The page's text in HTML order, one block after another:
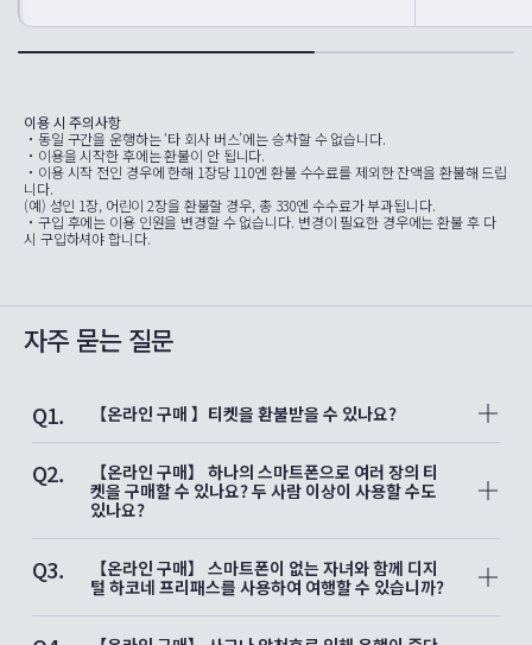
이용 시 주의사항
・동일 구간을 운행하는 ‘타 회사 버스’에는 승차할 수 없습니다.
・이용을 시작한 후에는 환불이 안 됩니다.
・이용 시작 전인 경우에 한해 1장당 110엔 환불 수수료를 제외한 잔액을 환불해 드립
니다.
(예) 성인 1장, 어린이 2장을 환불할 경우, 총 330엔 수수료가 부과됩니다.
・구입 후에는 이용 인원을 변경할 수 없습니다. 변경이 필요한 경우에는 환불 후 다
시 구입하셔야 합니다.
자주 묻는 질문
Q1. 【온라인 구매 】티켓을 환불받을 수 있나요?
A1.
능한 티켓의 경우 티켓의 “자세한 내용 보기” 화면에 [환불] 버튼
이 표시됩니다: 버튼을 탭하여 환불 절차를 진행합니다. [환불]
버튼이 표시되지 않은 티켓은 원칙적으로 환불이 불가능합니다.
Q2.
【온라인 구매】 하나의 스마트폰으로 여러 장의 티
켓을 구매할 수 있나요? 두 사람 이상이 사용할 수도
있나요?
A2.
하나의 스마트폰으로, 여러장의 티켓을 구매하는 것과 여러명이
이용하는 것이 각각 가능합니다. 승차 시에 티켓 제시는 필요하
않으나 열차 승무원이 요청할 경우에는 오다큐 디지털 티켓 공식
Q3.
【온라인 구매】 스마트폰이 없는 자녀와 함께 디지
털 하코네 프리패스를 사용하여 여행할 수 있습니까?
A3.